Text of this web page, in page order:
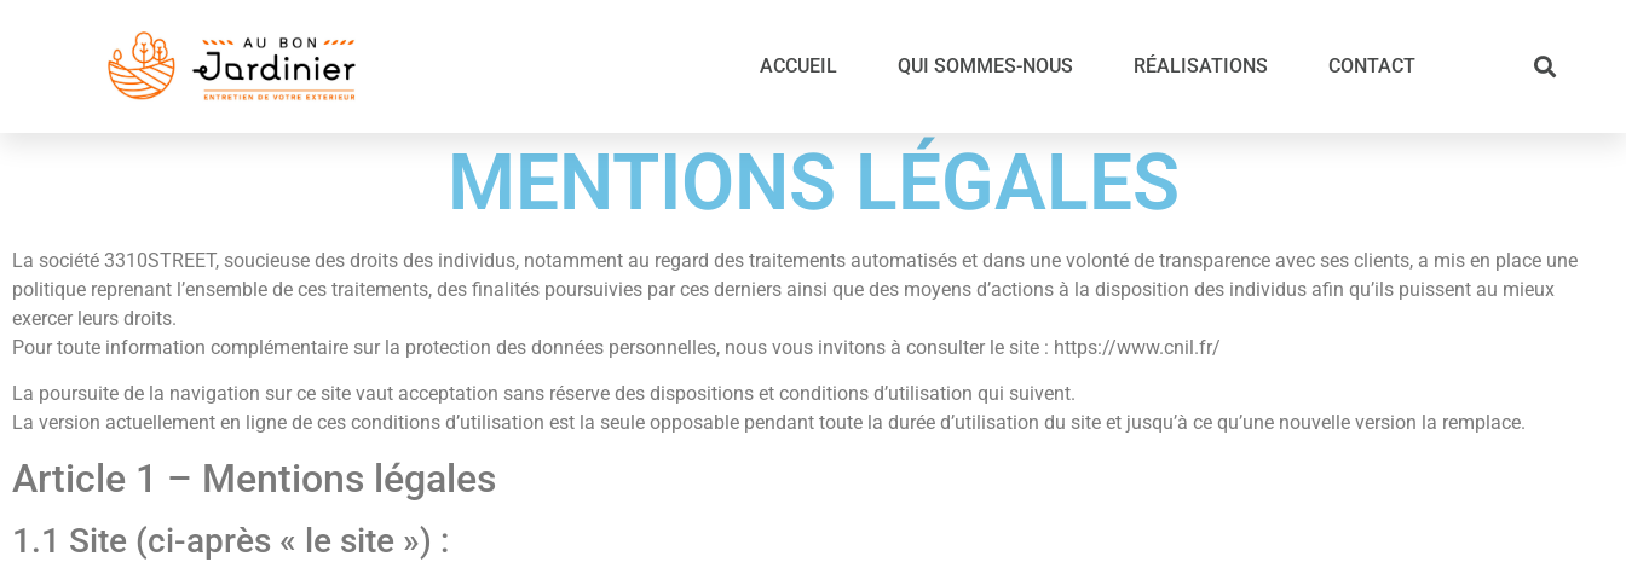
ACCUEIL QUI SOMMES-NOUS RÉALISATIONS CONTACT
MENTIONS LÉGALES
La société 3310STREET, soucieuse des droits des individus, notamment au regard des traitements automatisés et dans une volonté de transparence avec ses clients, a mis en place une
politique reprenant l’ensemble de ces traitements, des finalités poursuivies par ces derniers ainsi que des moyens d’actions à la disposition des individus afin qu’ils puissent au mieux
exercer leurs droits.
Pour toute information complémentaire sur la protection des données personnelles, nous vous invitons à consulter le site : https://www.cnil.fr/
La poursuite de la navigation sur ce site vaut acceptation sans réserve des dispositions et conditions d’utilisation qui suivent.
La version actuellement en ligne de ces conditions d’utilisation est la seule opposable pendant toute la durée d’utilisation du site et jusqu’à ce qu’une nouvelle version la remplace.
Article 1 – Mentions légales
1.1 Site (ci-après « le site ») :